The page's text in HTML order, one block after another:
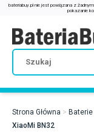
Strona Główna
XiaoMi BN32